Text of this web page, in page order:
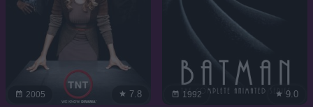
2005 7.8 1992 9.0